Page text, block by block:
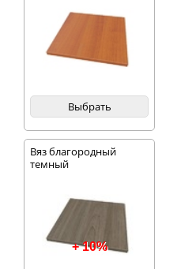
Выбрать
Вяз благородный
темный
+ 10%